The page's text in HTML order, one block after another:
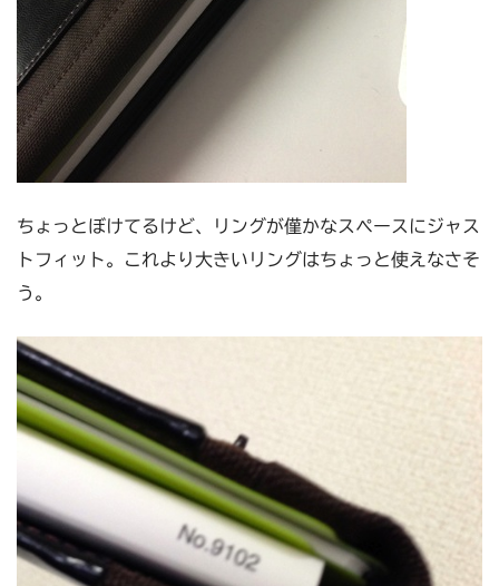
ちょっとぼけてるけど、リングが僅かなスペースにジャス
トフィット。これより大きいリングはちょっと使えなさそ
う。